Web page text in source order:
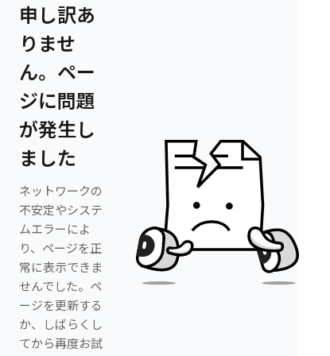
申し訳あ
りませ
ん。ペー
ジに問題
が発生し
ました
ネットワークの
不安定やシステ
ムエラーによ
り、ページを正
常に表示できま
せんでした。ペ
ージを更新する
か、しばらくし
てから再度お試